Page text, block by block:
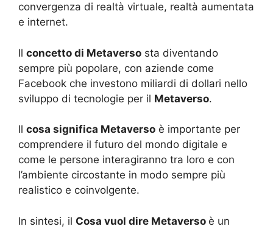
convergenza di realtà virtuale, realtà aumentata
e internet.
Il concetto di Metaverso sta diventando
sempre più popolare, con aziende come
Facebook che investono miliardi di dollari nello
sviluppo di tecnologie per il Metaverso.
Il cosa significa Metaverso è importante per
comprendere il futuro del mondo digitale e
come le persone interagiranno tra loro e con
l’ambiente circostante in modo sempre più
realistico e coinvolgente.
In sintesi, il Cosa vuol dire Metaverso è un